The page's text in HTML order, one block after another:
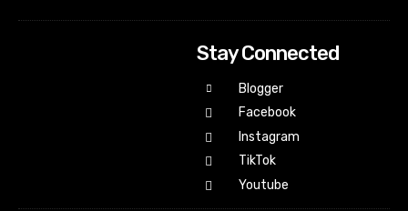
Stay Connected
Blogger
Facebook
Instagram
TikTok
Youtube